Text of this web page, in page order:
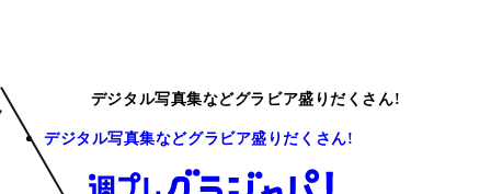
デジタル写真集などグラビア盛りだくさん!
デジタル写真集などグラビア盛りだくさん!